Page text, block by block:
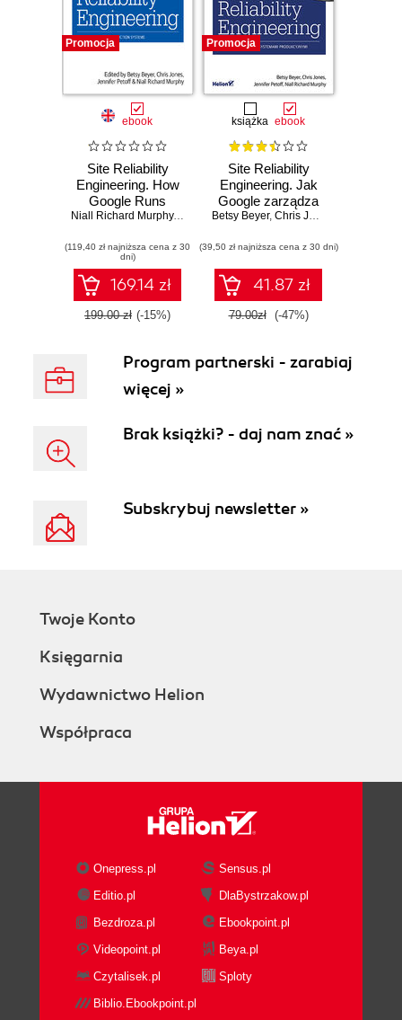
Promocja
ebook
Site Reliability
Engineering. How
Google Runs
Production
Niall Richard Murphy
,Betsy Beyer, Chris Jones
(119,40 zł najniższa cena z 30
dni)
169.14 zł
199.00 zł (-15%)
Promocja
książka ebook
Site Reliability
Engineering. Jak
Google zarządza
systemami
Betsy Beyer, Chris Jones
(39,50 zł najniższa cena z 30 dni)
41.87 zł
79.00zł (-47%)
Program partnerski - zarabiaj
więcej »
Brak książki? - daj nam znać »
Subskrybuj newsletter »
Twoje Konto
Księgarnia
Wydawnictwo Helion
Współpraca
Onepress.pl
Sensus.pl
Editio.pl
DlaBystrzakow.pl
Bezdroza.pl
Ebookpoint.pl
Videopoint.pl
Beya.pl
Czytalisek.pl
Sploty
Biblio.Ebookpoint.pl